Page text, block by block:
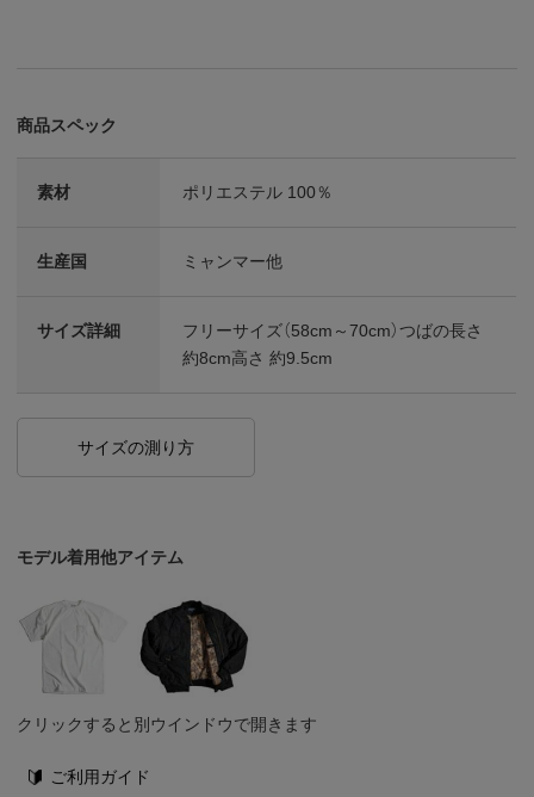
商品スペック
素材 ポリエステル 100％
生産国 ミャンマー他
サイズ詳細
フリーサイズ（58cm～70cm）つばの長さ
約8cm高さ 約9.5cm
サイズの測り方
モデル着用他アイテム
クリックすると別ウインドウで開きます
ご利用ガイド